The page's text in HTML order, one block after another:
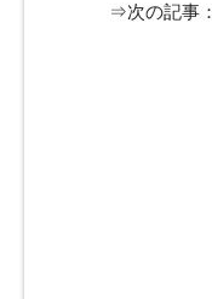
⇒次の記事：